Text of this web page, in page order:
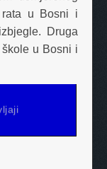
rata u Bosni i
Druga
u Bosni i